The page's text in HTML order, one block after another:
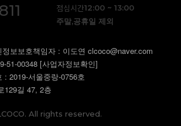
점심시간12:00 ~ 13:00
주말,공휴일 제외
정보보호책임자 : 이도연 clcoco@naver.com
51-00348[사업자정보확인]
: 2019-서울중랑-0756호
129길 47, 2층
All rights reserved.